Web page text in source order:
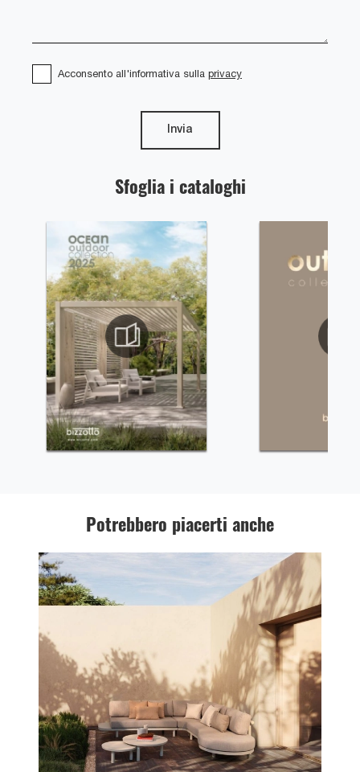
Sfoglia i cataloghi
Acconsento all'informativa sulla privacy
Invia
Potrebbero piacerti anche